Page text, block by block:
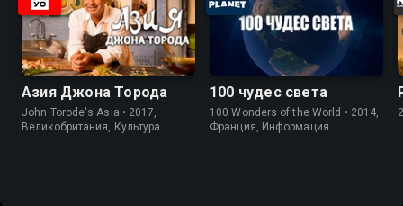
Азия Джона Торода
John Torode's Asia • 2017,
Великобритания, Культура
100 чудес света
100 Wonders of the World • 2014,
Франция, Информация